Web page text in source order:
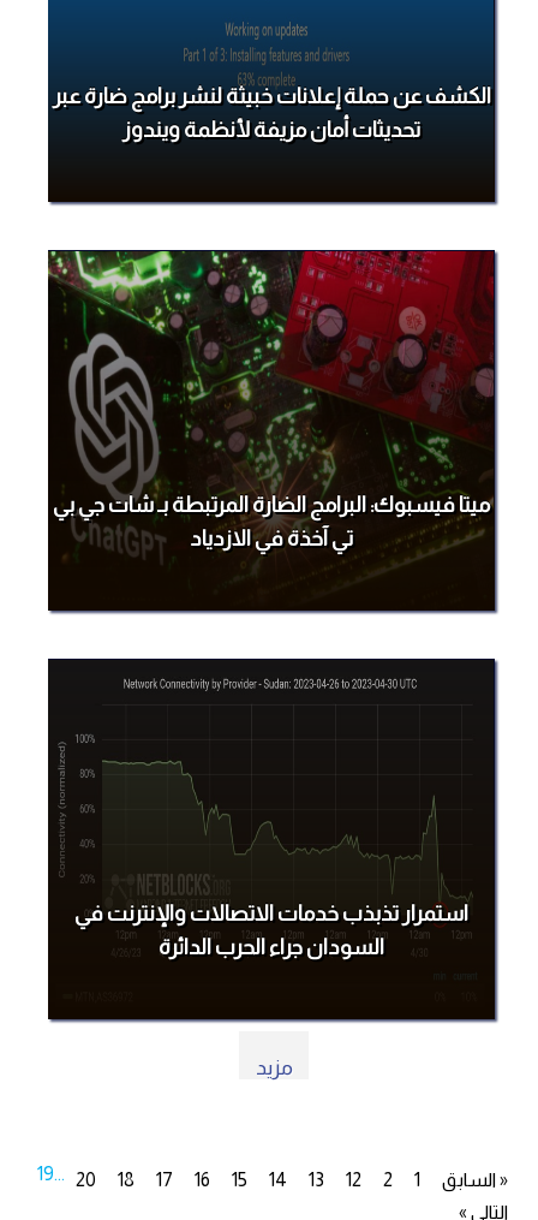
الكشف عن حملة إعلانات خبيثة لنشر برامج ضارة عبر
تحديثات أمان مزيفة لأنظمة ويندوز
ميتا فيسبوك: البرامج الضارة المرتبطة بـ شات جي بي
تي آخذة في الازدياد
استمرار تذبذب خدمات الاتصالات والإنترنت في
السودان جراء الحرب الدائرة
مزيد
« السابق 1
2
... 12
13
14
15
16
17
18
19
20
التالي »